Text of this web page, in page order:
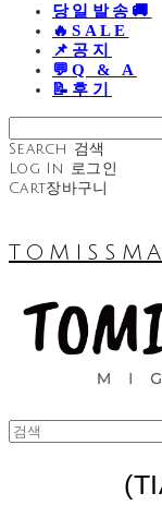
당일발송🚚
🔥SALE
📌공지
💬Q & A
📝후기
Search 검색
Log In
로그인
Cart장바구니